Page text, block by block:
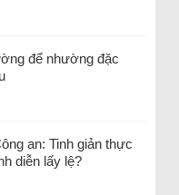
để nhường đặc
an: Tinh giản thực
diễn lấy lệ?